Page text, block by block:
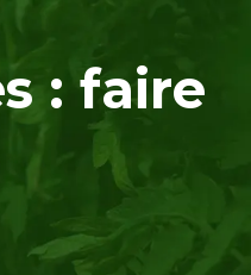
: faire